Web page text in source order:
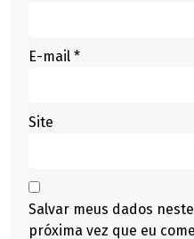
E-mail *
Site
Salvar meus dados
próxima vez que eu